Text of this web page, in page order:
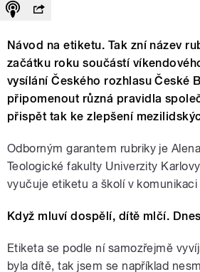
Návod na etiketu. Tak zní název
začátku roku součástí
vysílání Českého rozhlasu České
připomenout různá pravidla
přispět tak ke zlepšení
Odborným garantem rubriky je
Teologické fakulty Univerzity
vyučuje etiketu a školí v komunikaci
Když mluví dospělí, dítě mlčí.
Etiketa se podle ní samozřejmě
byla dítě, tak jsem se například